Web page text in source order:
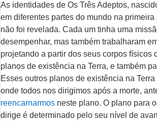
As identidades de Os Três Adeptos,
em diferentes partes do mundo na primeira
não foi revelada. Cada um tinha uma
desempenhar, mas também trabalharam
projetando a partir dos seus corpos físicos
planos de existência na Terra, e também
Esses outros planos de existência na
onde todos nos dirigimos após a morte,
reencarnarmos neste plano. O plano para
dirige é determinado pelo seu nível de